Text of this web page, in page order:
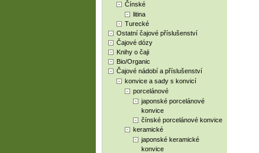
Čínské
litina
Turecké
Ostatní čajové příslušenství
Čajové dózy
Knihy o čaji
Bio/Organic
Čajové nádobí a příslušenství
konvice a sady s konvicí
porcelánové
japonské porcelánové
konvice
čínské porcelánové konvice
keramické
japonské keramické
konvice